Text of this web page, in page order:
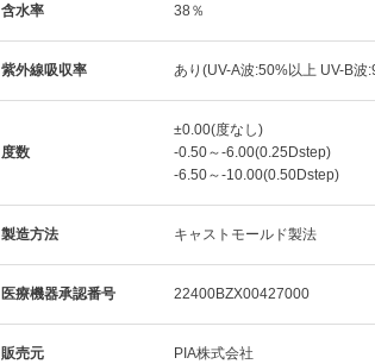
含水率 38％
紫外線吸収率 あり(UV-A波:50%以上 UV-B波
度数
±0.00(度なし)
-0.50～-6.00(0.25Dstep)
-6.50～-10.00(0.50Dstep)
製造方法 キャストモールド製法
医療機器承認番号 22400BZX00427000
販売元 PIA株式会社